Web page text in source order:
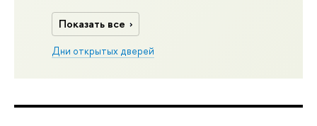
Показать все
Дни открытых дверей